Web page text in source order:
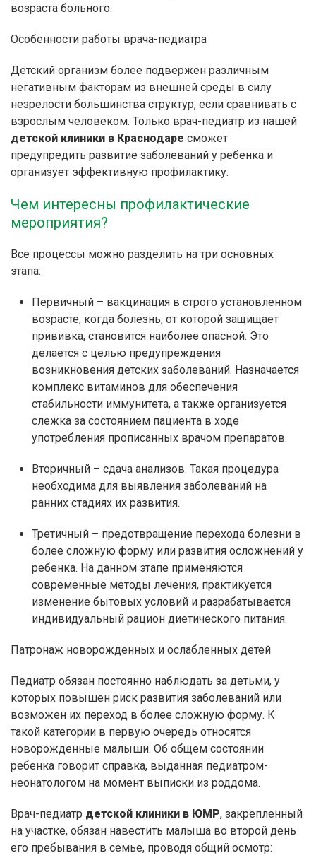
возраста больного.
Особенности работы врача-педиатра
Детский организм более подвержен различным
негативным факторам из внешней среды в силу
незрелости большинства структур, если сравнивать с
взрослым человеком. Только врач-педиатр из нашей
детской клиники в Краснодаре сможет
предупредить развитие заболеваний у ребенка и
организует эффективную профилактику.
Чем интересны профилактические
мероприятия?
Все процессы можно разделить на три основных
этапа:
Первичный – вакцинация в строго установленном
возрасте, когда болезнь, от которой защищает
прививка, становится наиболее опасной. Это
делается с целью предупреждения
возникновения детских заболеваний. Назначается
комплекс витаминов для обеспечения
стабильности иммунитета, а также организуется
слежка за состоянием пациента в ходе
употребления прописанных врачом препаратов.
Вторичный – сдача анализов. Такая процедура
необходима для выявления заболеваний на
ранних стадиях их развития.
Третичный – предотвращение перехода болезни в
более сложную форму или развития осложнений у
ребенка. На данном этапе применяются
современные методы лечения, практикуется
изменение бытовых условий и разрабатывается
индивидуальный рацион диетического питания.
Патронаж новорожденных и ослабленных детей
Педиатр обязан постоянно наблюдать за детьми, у
которых повышен риск развития заболеваний или
возможен их переход в более сложную форму. К
такой категории в первую очередь относятся
новорожденные малыши. Об общем состоянии
ребенка говорит справка, выданная педиатром-
неонатологом на момент выписки из роддома.
Врач-педиатр детской клиники в ЮМР, закрепленный
на участке, обязан навестить малыша во второй день
его пребывания в семье, проводя общий осмотр: